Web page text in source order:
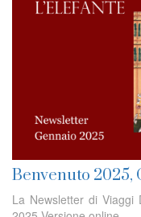
Benvenuto 2025,
La Newsletter di Viaggi